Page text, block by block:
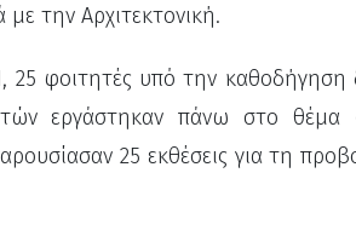
την Αρχιτεκτονική.
25 φοιτητές υπό την καθοδήγηση
εργάστηκαν πάνω στο θέμα
25 εκθέσεις για τη